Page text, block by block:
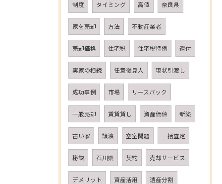
制度 タイミング 高値 奈良県
家を売却 方法 不動産業者
売却価格 住宅税 住宅税特例 還付
実家の相続 任意後見人 現状引渡し
成功事例 市場 リースバック
一般売却 賃貸貸し 資産価値 新築
古い家 譲渡 空室問題 一括査定
秘訣 石川県 契約 売却サービス
デメリット 資産活用 遺産分割